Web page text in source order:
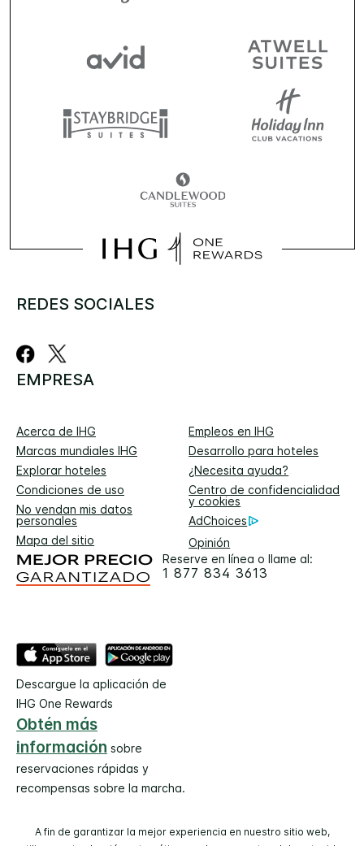
REDES SOCIALES
EMPRESA
Acerca de IHG
Empleos en IHG
Marcas mundiales IHG
Desarrollo para hoteles
Explorar hoteles
¿Necesita ayuda?
Condiciones de uso
Centro de confidencialidad
y cookies
No vendan mis datos
personales
AdChoices
Mapa del sitio
Opinión
Reserve en línea o llame al:
1 877 834 3613
Descargue la aplicación de
IHG One Rewards
Obtén más
información sobre
reservaciones rápidas y
recompensas sobre la marcha.
A fin de garantizar la mejor experiencia en nuestro sitio web,